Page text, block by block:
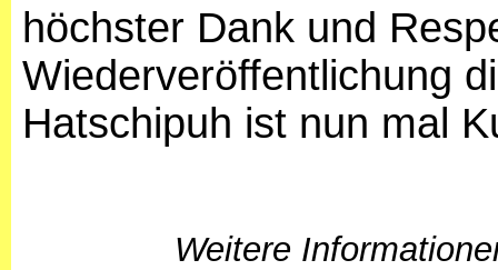
höchster Dank und
Wiederveröffentlichung
Hatschipuh ist nun mal
Weitere